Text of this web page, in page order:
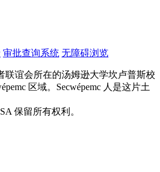
审批查询系统 无障碍浏览
联谊会所在的汤姆逊大学坎卢普斯校
区域。Secwépemc 人是这片土
保留所有权利。